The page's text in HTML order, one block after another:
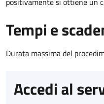
Tempi e
Durata massima del
Accedi al